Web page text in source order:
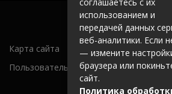
Карта сайта
Пользовательское соглашение
использованием и
передачей данных
веб-аналитики. Если
— измените
браузера или
сайт.
Политика